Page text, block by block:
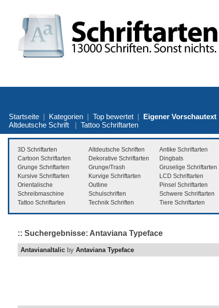
Startseite | Kategorien | Top bewertet | Eigener Vorschautext
Altdeutsche Schrift | Tattoo Schriftarten
3D Schriftarten Altdeutsche Schriften
Antike Schriftarten
Cartoon Schriftarten
Dekorative Schriftarten
Dingbats
Grunge Schriftarten
Grunge/Trash
Gruselige Schriftarten
Kursive Schriftarten
Kurvige Schriftarten
LCD Schriftarten
Orientalische
Outline
Pinsel Schriftarten
Schreibmaschine
Schulschriften
Schwere Schriftarten
Tattoo Schriftarten
Technik Schriften Tiere Schriftarten
:: Suchergebnisse: Antaviana Typeface
AntavianaItalic by Antaviana Typeface